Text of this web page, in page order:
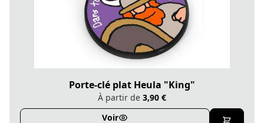
Porte-clé plat Heula "King"
À partir de 3,90 €
Voir